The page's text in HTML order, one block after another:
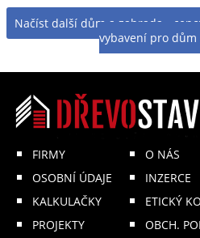
Načíst další dům a zahrada -
vybavení pro dům
FIRMY
OSOBNÍ ÚDAJE
KALKULAČKY
PROJEKTY
O NÁS
INZERCE
ETICKÝ
OBCH.